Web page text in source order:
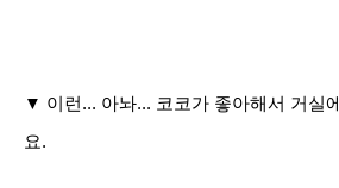
▼ 이런... 아놔... 코코가 좋아해서 거실
요.